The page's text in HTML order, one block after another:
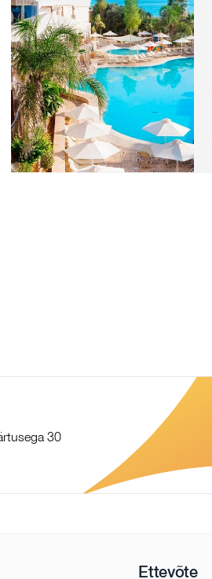
30
Ettevõte